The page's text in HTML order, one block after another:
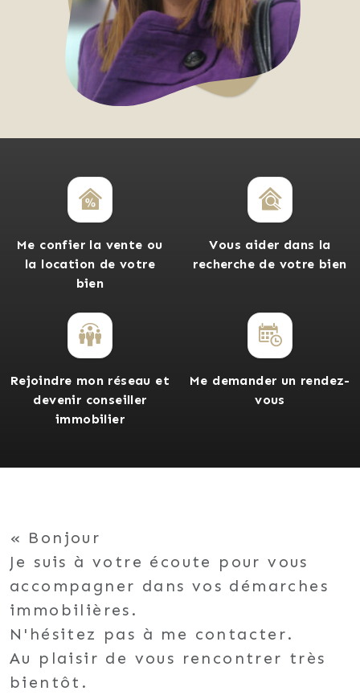
Me confier la vente ou
la location de votre
bien
Vous aider dans la
recherche de votre bien
Rejoindre mon réseau et
devenir conseiller
immobilier
Me demander un rendez-
vous
Bonjour
Je suis à votre écoute pour vous
accompagner dans vos démarches
immobilières.
N'hésitez pas à me contacter.
Au plaisir de vous rencontrer très
bientôt.